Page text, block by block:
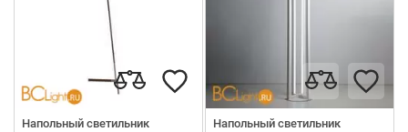
Напольный светильник
Напольный светильник